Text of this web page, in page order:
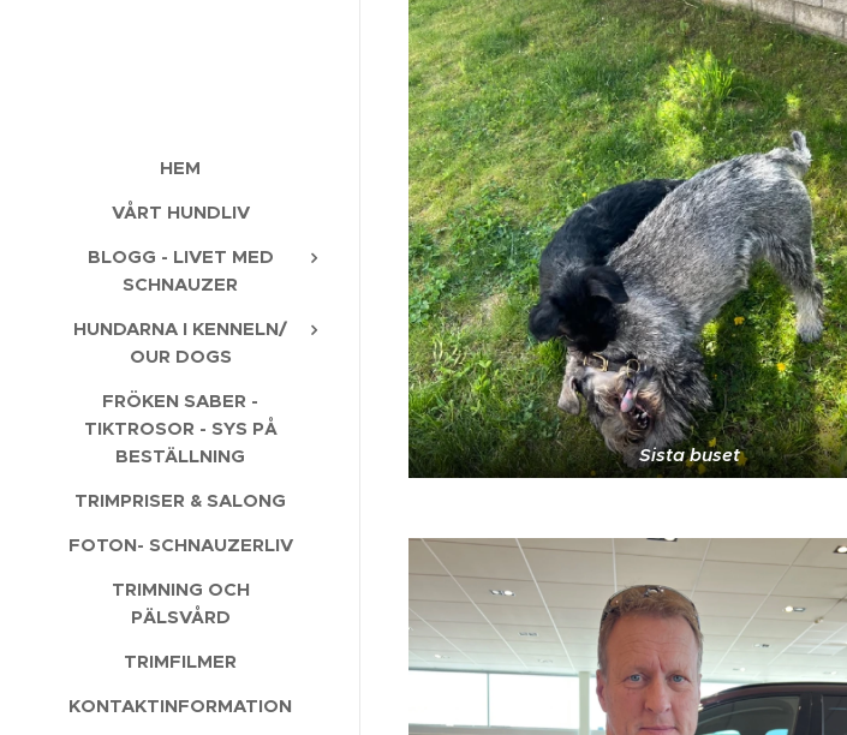
HEM
VÅRT HUNDLIV
BLOGG - LIVET MED
SCHNAUZER
HUNDARNA I KENNELN/
OUR DOGS
FRÖKEN SABER -
TIKTROSOR - SYS PÅ
BESTÄLLNING
TRIMPRISER & SALONG
FOTON- SCHNAUZERLIV
TRIMNING OCH
PÄLSVÅRD
TRIMFILMER
KONTAKTINFORMATION
Sista buset